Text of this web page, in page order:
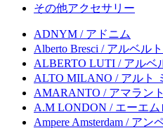
その他アクセサリー
ADNYM / アドニム
Alberto Bresci / アルベル
ALBERTO LUTI / アルベ
ALTO MILANO / アルト
AMARANTO / アマラント
A.M LONDON / エーエム
Ampere Amsterdam / ア